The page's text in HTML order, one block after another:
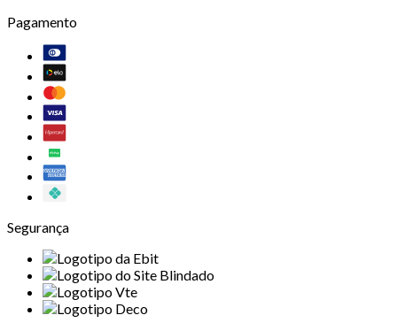
Pagamento
Segurança